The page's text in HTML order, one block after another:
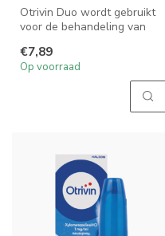
Otrivin Duo wordt gebruikt
voor de behandeling van
loopneus ...
€7,89
Op voorraad